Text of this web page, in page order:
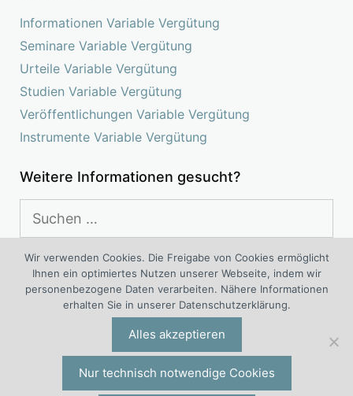
Informationen Variable Vergütung
Seminare Variable Vergütung
Urteile Variable Vergütung
Studien Variable Vergütung
Veröffentlichungen Variable Vergütung
Instrumente Variable Vergütung
Weitere Informationen gesucht?
nach:
Das Kompetenz Center Variable Vergütung ist ein
interdisziplinäres Projekt von Experten für variable Vergütung
und variable Vergütungssysteme der I.O. Group
Unternehmensberatungsgruppe | Engelsstraße 6 | 42283
Wuppertal | Deutschland | Tel. +49 (0)202 277 5000 |
|Datenschutz| Impressum| Preise & Konditionen
Kontakt
Wir verwenden Cookies. Die Freigabe von Cookies ermöglicht
Ihnen ein optimiertes Nutzen unserer Webseite, indem wir
personenbezogene Daten verarbeiten. Nähere Informationen
erhalten Sie in unserer Datenschutzerklärung.
Alles akzeptieren
Nur technisch notwendige Cookies